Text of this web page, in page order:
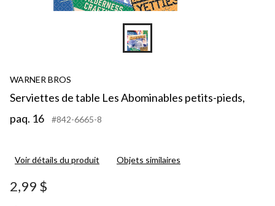
WARNER BROS
Serviettes de table Les Abominables petits-pieds,
paq. 16
#842-6665-8
Voir détails du produit Objets similaires
2,99 $